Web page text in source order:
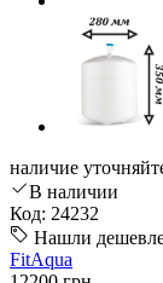
наличие
В наличии
Код: 24232
Нашли
FitAqua